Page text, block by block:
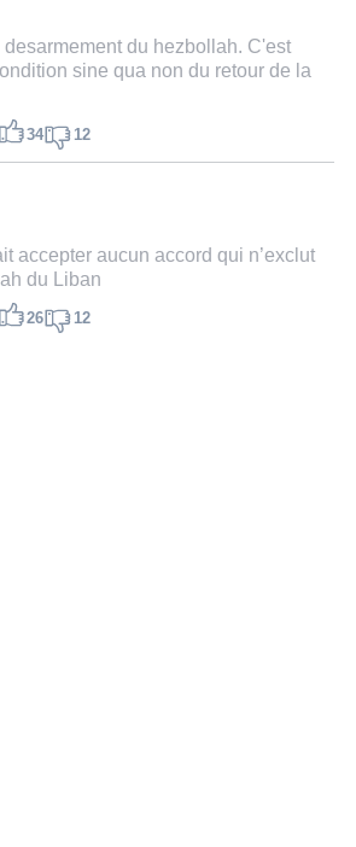
desarmement du hezbollah. C'est
sine qua non du retour de la
34 12
accepter aucun accord qui n’exclut
du Liban
26 12